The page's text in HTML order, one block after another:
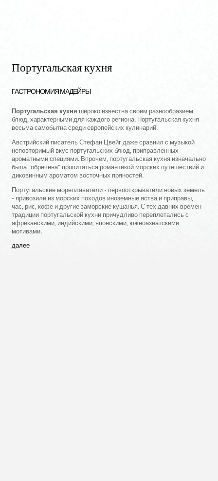
Португальская кухня
ГАСТРОНОМИЯ МАДЕЙРЫ
Португальская кухня широко известна своим разнообразием
блюд, характерными для каждого региона. Португальская кухня
весьма самобытна среди европейских кулинарий.
Австрийский писатель Стефан Цвейг даже сравнил с музыкой
неповторимый вкус португальских блюд, приправленных
ароматными специями. Впрочем, португальская кухня изначально
была "обречена" пропитаться романтикой морских путешествий и
диковинным ароматом восточных пряностей.
Португальские мореплаватели - первооткрыватели новых земель
- привозили из морских походов иноземные яства и приправы,
час, рис, кофе и другие заморские кушанья. С тех давних времен
традиции португальской кухни причудливо переплетались с
африканскими, индийскими, японскими, южноазиатскими
мотивами.
далее